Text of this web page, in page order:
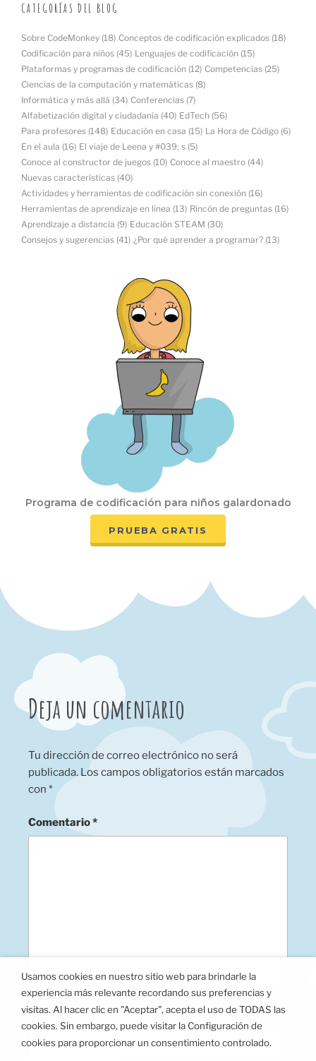
CATEGORÍAS DEL BLOG
Sobre CodeMonkey (18) Conceptos de codificación explicados (18)
Codificación para niños (45) Lenguajes de codificación (15)
Plataformas y programas de codificación (12) Competencias (25)
Ciencias de la computación y matemáticas (8)
Informática y más allá (34) Conferencias (7)
Alfabetización digital y ciudadanía (40) EdTech (56)
Para profesores (148) Educación en casa (15) La Hora de Código (6)
En el aula (16) El viaje de Leena y #039; s (5)
Conoce al constructor de juegos (10) Conoce al maestro (44)
Nuevas características (40)
Actividades y herramientas de codificación sin conexión (16)
Herramientas de aprendizaje en línea (13) Rincón de preguntas (16)
Aprendizaje a distancia (9) Educación STEAM (30)
Consejos y sugerencias (41) ¿Por qué aprender a programar? (13)
Programa de codificación para niños galardonado
PRUEBA GRATIS
Deja un comentario
Tu dirección de correo electrónico no será
publicada. Los campos obligatorios están marcados
con *
Comentario*
Nombre*
Usamos cookies en nuestro sitio web para brindarle la
experiencia más relevante recordando sus preferencias y
visitas. Al hacer clic en "Aceptar", acepta el uso de TODAS las
cookies. Sin embargo, puede visitar la Configuración de
cookies para proporcionar un consentimiento controlado.